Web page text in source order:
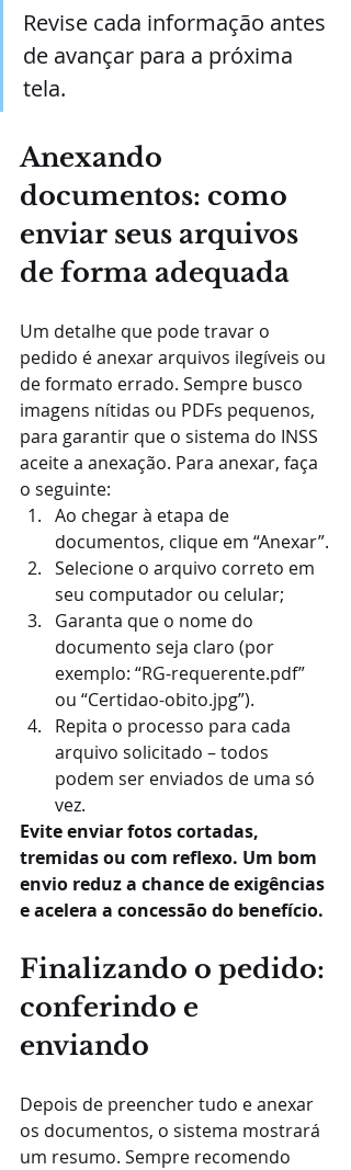
Revise cada informação antes
de avançar para a próxima
tela.
Anexando
documentos: como
enviar seus arquivos
de forma adequada
Um detalhe que pode travar o
pedido é anexar arquivos ilegíveis ou
de formato errado. Sempre busco
imagens nítidas ou PDFs pequenos,
para garantir que o sistema do INSS
aceite a anexação. Para anexar, faça
o seguinte:
Ao chegar à etapa de
documentos, clique em “Anexar”.
Selecione o arquivo correto em
seu computador ou celular;
Garanta que o nome do
documento seja claro (por
exemplo: “RG-requerente.pdf”
ou “Certidao-obito.jpg”).
Repita o processo para cada
arquivo solicitado – todos
podem ser enviados de uma só
vez.
Evite enviar fotos cortadas,
tremidas ou com reflexo. Um bom
envio reduz a chance de exigências
e acelera a concessão do benefício.
Finalizando o pedido:
conferindo e
enviando
Depois de preencher tudo e anexar
os documentos, o sistema mostrará
um resumo. Sempre recomendo